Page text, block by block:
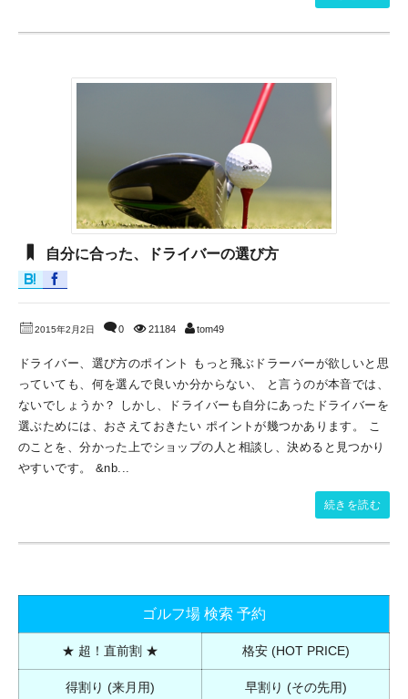
自分に合った、ドライバーの選び方
2015年2月2日 0 21184 tom49
ドライバー、選び方のポイント もっと飛ぶドラーバーが欲しいと思
っていても、何を選んで良いか分からない、 と言うのが本音では、
ないでしょうか？ しかし、ドライバーも自分にあったドライバーを
選ぶためには、おさえておきたい ポイントが幾つかあります。 こ
のことを、分かった上でショップの人と相談し、決めると見つかり
やすいです。 &nb...
続きを読む
ゴルフ場 検索 予約
★ 超！直前割 ★ 格安 (HOT PRICE)
得割り (来月用) 早割り (その先用)